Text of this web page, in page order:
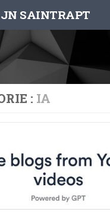
SAINTRAPT
: IA